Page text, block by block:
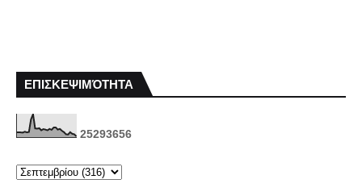
ΕΠΙΣΚΕΨΙΜΌΤΗΤΑ
25293656